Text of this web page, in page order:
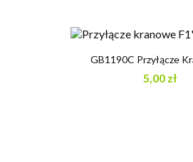
GB1190C Przyłącze
5,00 zł